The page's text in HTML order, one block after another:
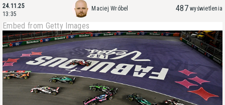
24.11.25
13:35
Maciej Wróbel 487 wyświetlenia
Embed from Getty Images